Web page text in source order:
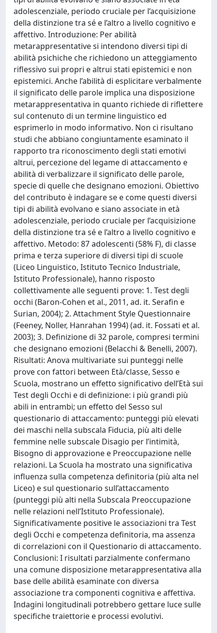
adolescenziale, periodo cruciale per l’acquisizione
della distinzione tra sé e l’altro a livello cognitivo e
affettivo. Introduzione: Per abilità
metarappresentative si intendono diversi tipi di
abilità psichiche che richiedono un atteggiamento
riflessivo sui propri e altrui stati epistemici e non
epistemici. Anche l’abilità di esplicitare verbalmente
il significato delle parole implica una disposizione
metarappresentativa in quanto richiede di riflettere
sul contenuto di un termine linguistico ed
esprimerlo in modo informativo. Non ci risultano
studi che abbiano congiuntamente esaminato il
rapporto tra riconoscimento degli stati emotivi
altrui, percezione del legame di attaccamento e
abilità di verbalizzare il significato delle parole,
specie di quelle che designano emozioni. Obiettivo
del contributo è indagare se e come questi diversi
tipi di abilità evolvano e siano associate in età
adolescenziale, periodo cruciale per l’acquisizione
della distinzione tra sé e l’altro a livello cognitivo e
affettivo. Metodo: 87 adolescenti (58% F), di classe
prima e terza superiore di diversi tipi di scuole
(Liceo Linguistico, Istituto Tecnico Industriale,
Istituto Professionale), hanno risposto
collettivamente alle seguenti prove: 1. Test degli
occhi (Baron-Cohen et al., 2011, ad. it. Serafin e
Surian, 2004); 2. Attachment Style Questionnaire
(Feeney, Noller, Hanrahan 1994) (ad. it. Fossati et al.
2003); 3. Definizione di 32 parole, compresi termini
che designano emozioni (Belacchi & Benelli, 2007).
Risultati: Anova multivariate sui punteggi nelle
prove con fattori between Età/classe, Sesso e
Scuola, mostrano un effetto significativo dell’Età sui
Test degli Occhi e di definizione: i più grandi più
abili in entrambi; un effetto del Sesso sul
questionario di attaccamento: punteggi più elevati
dei maschi nella subscala Fiducia, più alti delle
femmine nelle subscale Disagio per l’intimità,
Bisogno di approvazione e Preoccupazione nelle
relazioni. La Scuola ha mostrato una significativa
influenza sulla competenza definitoria (più alta nel
Liceo) e sul questionario sull’attaccamento
(punteggi più alti nella Subscala Preoccupazione
nelle relazioni nell’Istituto Professionale).
Significativamente positive le associazioni tra Test
degli Occhi e competenza definitoria, ma assenza
di correlazioni con il Questionario di attaccamento.
Conclusioni: I risultati parzialmente confermano
una comune disposizione metarappresentativa alla
base delle abilità esaminate con diversa
associazione tra componenti cognitiva e affettiva.
Indagini longitudinali potrebbero gettare luce sulle
specifiche traiettorie e processi evolutivi.